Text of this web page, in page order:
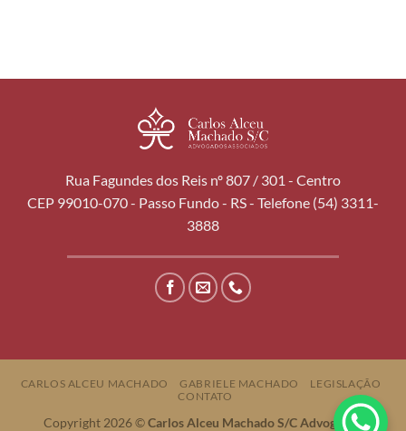
Rua Fagundes dos Reis nº 807 / 301 - Centro
CEP 99010-070 - Passo Fundo - RS - Telefone (54) 3311-
3888
CARLOS ALCEU MACHADO GABRIELE MACHADO
LEGISLAÇÃO
CONTATO
Copyright 2026 ©Carlos Alceu Machado S/C Advogados